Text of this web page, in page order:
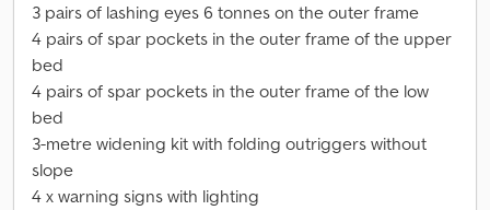
3 pairs of lashing eyes 6 tonnes on the outer frame
4 pairs of spar pockets in the outer frame of the upper
bed
4 pairs of spar pockets in the outer frame of the low
bed
3-metre widening kit with folding outriggers without
slope
4 x warning signs with lighting